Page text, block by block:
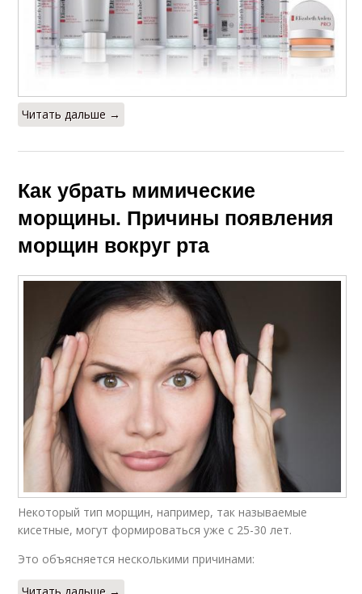
Читать дальше →
Как убрать мимические
морщины. Причины появления
морщин вокруг рта
Некоторый тип морщин, например, так называемые
кисетные, могут формироваться уже с 25-30 лет.
Это объясняется несколькими причинами:
Читать дальше →